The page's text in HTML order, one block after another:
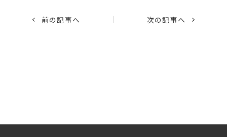
前の記事へ 次の記事へ